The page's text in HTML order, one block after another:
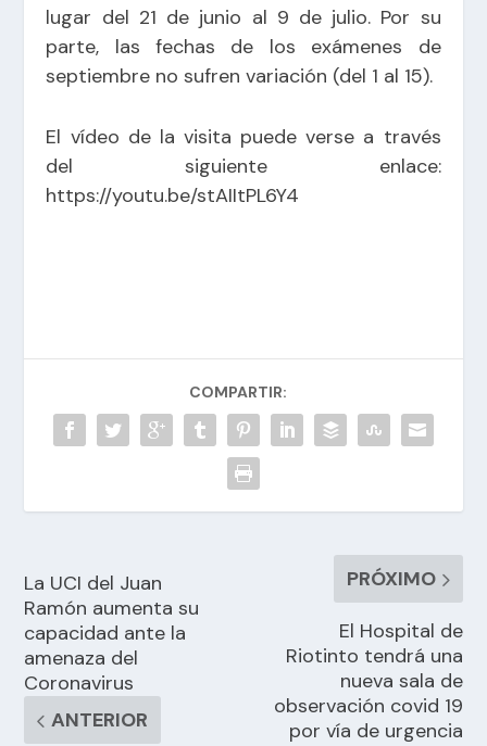
lugar del 21 de junio al 9 de julio. Por su
parte, las fechas de los exámenes de
septiembre no sufren variación (del 1 al 15).
El vídeo de la visita puede verse a través
del siguiente enlace:
https://youtu.be/stAIItPL6Y4
COMPARTIR:
La UCI del Juan
Ramón aumenta su
capacidad ante la
amenaza del
Coronavirus
ANTERIOR
PRÓXIMO
El Hospital de
Riotinto tendrá una
nueva sala de
observación covid 19
por vía de urgencia